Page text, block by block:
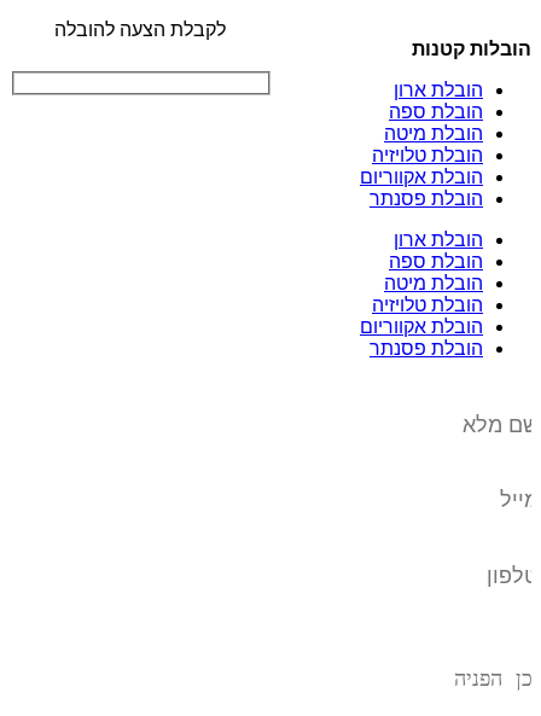
הובלות קטנות
הובלת ארון
הובלת ספה
הובלת מיטה
הובלת טלויזיה
הובלת אקווריום
הובלת פסנתר
הובלת ארון
הובלת ספה
הובלת מיטה
הובלת טלויזיה
הובלת אקווריום
הובלת פסנתר
לקבלת הצעה להובלה